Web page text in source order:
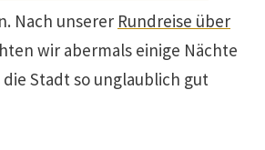
Nach unserer Rundreise über
wir abermals einige Nächte
Stadt so unglaublich gut